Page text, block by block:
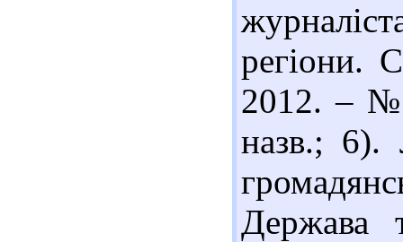
регіони.
2012. – №
назв.; 6).
Держава